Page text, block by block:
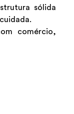
sólida
comércio,